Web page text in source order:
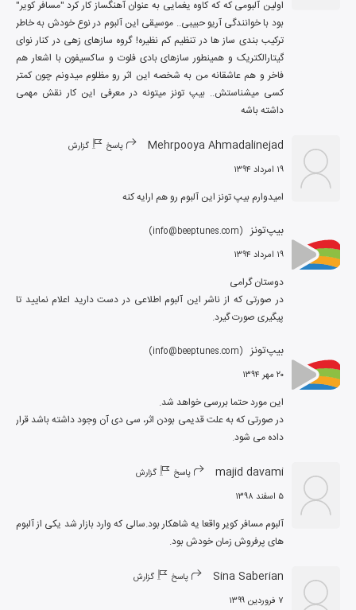
اولین آلبومی که که کاوه یغمایی به عنوان آهنگساز کار کرد "مسافر کویر"
بود با خوانندگی آریو حبیبی.. موسیقی این آلبوم در نوع خودش به خاطر
ترکیب بندی ساز ها در تنظیم کم نظیره! گروه سازهای زهی در کنار نوای
فاخر و هم عاشقانه من به شخصه این اثر رو مظلوم میدونم چون کمتر
داشته باشه
Mehrpooya Ahmadalinejad پاسخ گزارش
۱۹ امرداد ۱۳۹۴
امیدوارم بیپ تونز این آلبوم رو هم ارایه کنه
بیپ‌تونز (
info@beeptunes.com
)
۱۹ امرداد ۱۳۹۴
در صورتی که از ناشر این آلبوم اطلاعی در دست دارید اعلام نمایید تا
پیگیری صورت گیرد.
بیپ‌تونز (
info@beeptunes.com
)
۲۰ مهر ۱۳۹۴
در صورتی که به علت قدیمی بودن اثر، سی دی آن وجود داشته باشد قرار
داده می شود.
majid davami پاسخ گزارش
۵ اسفند ۱۳۹۸
های پرفروش زمان خودش بود.
Sina Saberian پاسخ گزارش
۷ فروردین ۱۳۹۹